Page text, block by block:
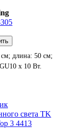
длина: 50 см;
х 10 Вт.
света TK
3 4413